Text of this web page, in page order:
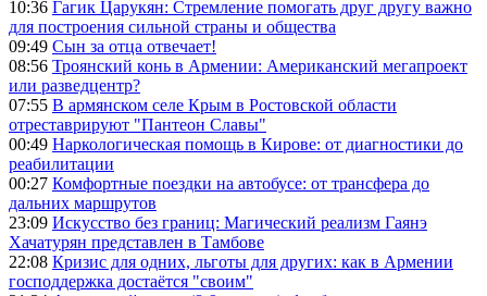
10:36 Гагик Царукян: Стремление помогать друг другу важно
для построения сильной страны и общества
09:49 Сын за отца отвечает!
08:56 Троянский конь в Армении: Американский мегапроект
или разведцентр?
07:55 В армянском селе Крым в Ростовской области
отреставрируют "Пантеон Славы"
00:49 Наркологическая помощь в Кирове: от диагностики до
реабилитации
00:27 Комфортные поездки на автобусе: от трансфера до
дальних маршрутов
23:09 Искусство без границ: Магический реализм Гаянэ
Хачатурян представлен в Тамбове
22:08 Кризис для одних, льготы для других: как в Армении
господдержка достаётся "своим"